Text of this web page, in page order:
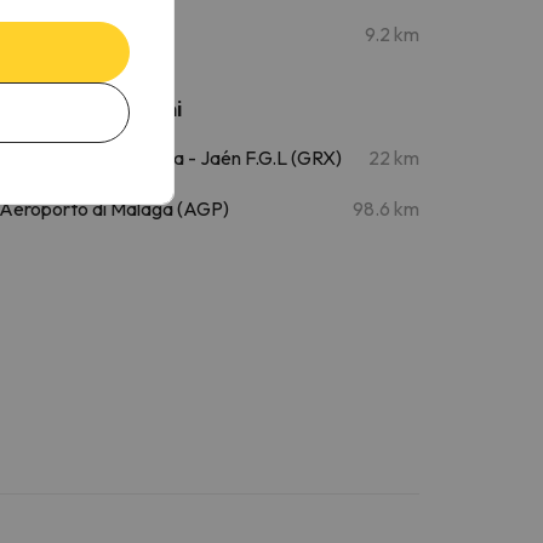
9.2 km
Aeroporti vicini
Aeroporto di Granada - Jaén F.G.L (GRX) 22 km
Aeroporto di Malaga (AGP) 98.6 km